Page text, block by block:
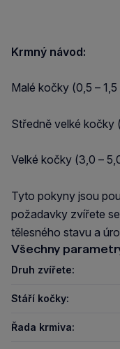
Krmný návod:
Malé kočky (0,5 –
Středně velké kočky
Velké kočky (3,0 –
Tyto pokyny jsou
požadavky zvířete
tělesného stavu a
Všechny
Druh zvířete:
Stáří kočky:
Řada krmiva: